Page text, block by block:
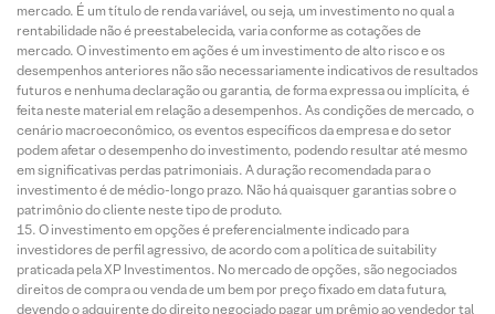
mercado. É um título de renda variável, ou seja, um investimento no qual a
rentabilidade não é preestabelecida, varia conforme as cotações de
mercado. O investimento em ações é um investimento de alto risco e os
desempenhos anteriores não são necessariamente indicativos de resultados
futuros e nenhuma declaração ou garantia, de forma expressa ou implícita, é
feita neste material em relação a desempenhos. As condições de mercado, o
cenário macroeconômico, os eventos específicos da empresa e do setor
podem afetar o desempenho do investimento, podendo resultar até mesmo
em significativas perdas patrimoniais. A duração recomendada para o
investimento é de médio-longo prazo. Não há quaisquer garantias sobre o
patrimônio do cliente neste tipo de produto.
O investimento em opções é preferencialmente indicado para
investidores de perfil agressivo, de acordo com a política de suitability
praticada pela XP Investimentos. No mercado de opções, são negociados
direitos de compra ou venda de um bem por preço fixado em data futura,
devendo o adquirente do direito negociado pagar um prêmio ao vendedor tal